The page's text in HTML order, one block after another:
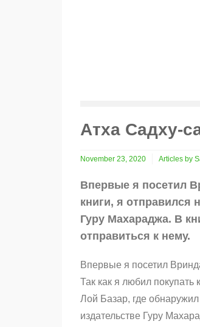
Атха Садху-
November 23, 2020 Articles by
Впервые я посетил
книги, я отправился
Гуру Махараджа. В
отправиться к нему.
Впервые я посетил
Так как я любил покупать
Лой Базар, где обнаружил
издательстве Гуру